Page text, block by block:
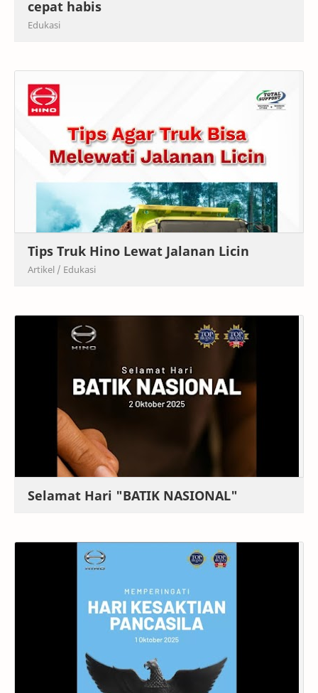
cepat habis
Tips Truk Hino Lewat Jalanan Licin
Selamat Hari "BATIK NASIONAL"